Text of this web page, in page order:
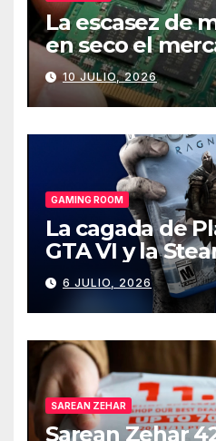
La escasez de
en seco el
de PCs
10 JULIO, 2026
GAMING ROOM
La cagada de
GTA VI y la
Gaming Room
6 JULIO, 2026
SAREAN ZEHAR
Sarean Zehar